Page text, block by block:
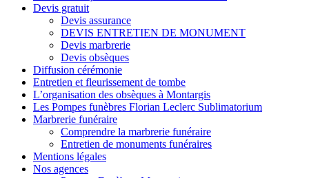
Devis gratuit
Devis assurance
DEVIS ENTRETIEN DE MONUMENT
Devis marbrerie
Devis obsèques
Diffusion cérémonie
Entretien et fleurissement de tombe
L’organisation des obsèques à Montargis
Les Pompes funèbres Florian Leclerc Sublimatorium
Marbrerie funéraire
Comprendre la marbrerie funéraire
Entretien de monuments funéraires
Mentions légales
Nos agences